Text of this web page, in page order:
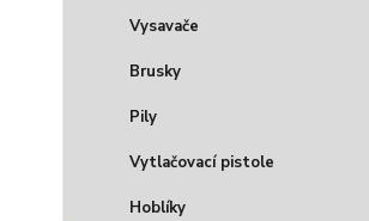
Vysavače
Brusky
Pily
Vytlačovací pistole
Hoblíky